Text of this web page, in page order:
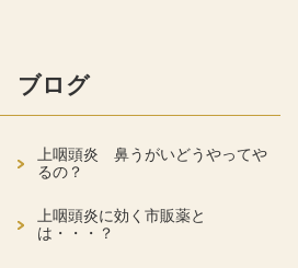
ブログ
上咽頭炎 鼻うがいどうやってや
るの？
上咽頭炎に効く市販薬と
は・・・？